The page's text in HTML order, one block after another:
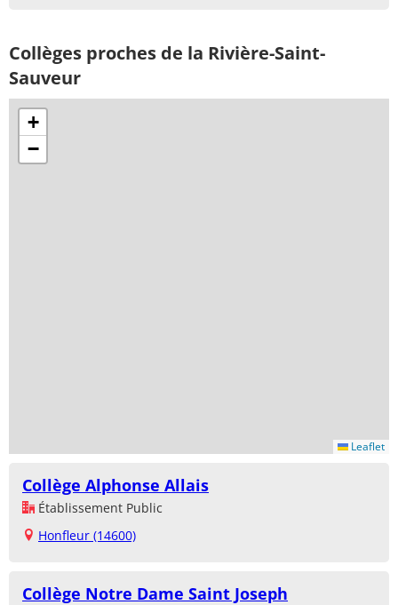
Collèges proches de la Rivière-Saint-
Sauveur
+
−
Leaflet
Collège Alphonse Allais
Établissement Public
Honfleur (14600)
Collège Notre Dame Saint Joseph